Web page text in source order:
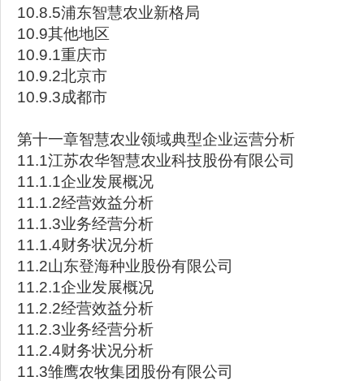
10.8.5浦东智慧农业新格局
10.9其他地区
10.9.1重庆市
10.9.2北京市
10.9.3成都市
第十一章智慧农业领域典型企业运营分析
11.1江苏农华智慧农业科技股份有限公司
11.1.1企业发展概况
11.1.2经营效益分析
11.1.3业务经营分析
11.1.4财务状况分析
11.2山东登海种业股份有限公司
11.2.1企业发展概况
11.2.2经营效益分析
11.2.3业务经营分析
11.2.4财务状况分析
11.3雏鹰农牧集团股份有限公司